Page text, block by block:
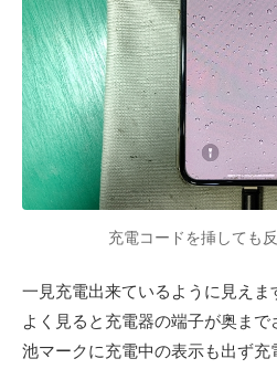
充電コードを挿しても
一見充電出来ているように見え
よく見ると充電器の端子が奥ま
池マークに充電中の表示も出ず充